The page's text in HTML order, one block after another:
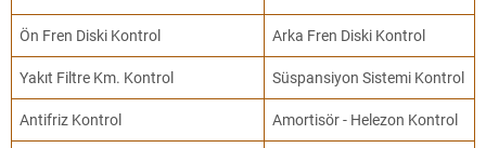
Ön Fren Diski Kontrol Arka Fren Diski Kontrol
Yakıt Filtre Km. Kontrol Süspansiyon Sistemi Kontrol
Antifriz Kontrol Amortisör - Helezon Kontrol